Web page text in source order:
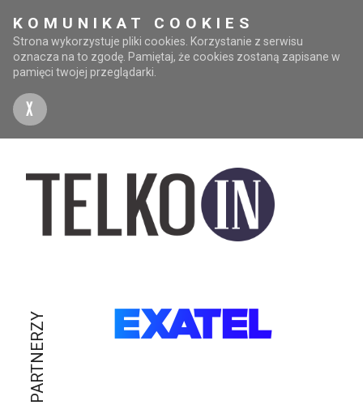
KOMUNIKAT COOKIES
Strona wykorzystuje pliki cookies. Korzystanie z serwisu
oznacza na to zgodę. Pamiętaj, że cookies zostaną zapisane w
pamięci twojej przeglądarki.
X
PARTNERZY